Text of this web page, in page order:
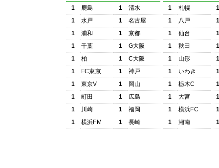
1 鹿島 1
清水
1
水戸 1
名古屋
1
浦和 1
京都
1
千葉 1
G大阪
1
柏 1
C大阪
1
FC東京 1
神戸
1
東京V 1
岡山
1
町田 1
広島
1
川崎 1
福岡
1
横浜FM 1 長崎
1 札幌
1
八戸
1
仙台
1
秋田
1
山形
1
いわき
1
栃木C
1
大宮
1
横浜FC
1
湘南